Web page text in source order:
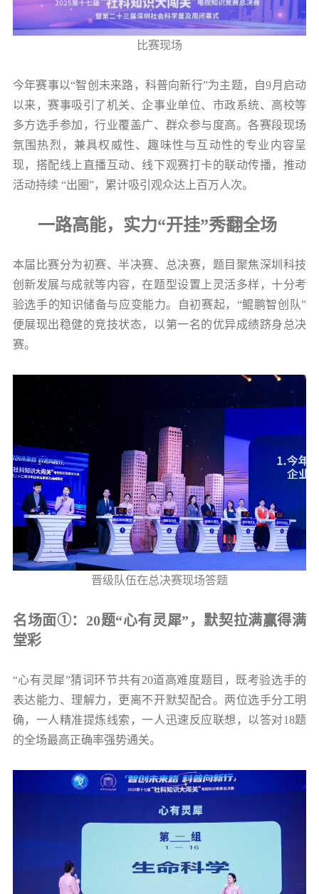
比赛现场
今年赛事以“智创未来路，科普向新行”为主题，自9月启动
以来，赛事吸引了机关、企事业单位、市政系统、高校等
多方选手参加，行业覆盖广、群众参与度高。各赛段现场
氛围热烈，兼具权威性、趣味性与互动性的专业内容呈
现，搭配线上直播互动、线下观赛打卡的联动传播，推动
活动持续 “出圈”，累计吸引观众达上百万人次。
一路高能，实力“开挂”秀翻全场
本届比赛分为初赛、半决赛、总决赛，题目聚焦深圳科技
创新发展与成就等内容，在题型设置上灵活多样，十分考
验选手的知识储备与应变能力。自初赛起，“鲲鹏智创队”
便展现出稳健的竞技状态，以第一名的优异成绩跻身总决
赛。
晋级队伍在总决赛现场答题
名场面①：20题“心有灵犀”，默契拉满赢得满
堂彩
“心有灵犀”猜词环节共有20道高难度题目，既考验选手的
表达能力、理解力，更离不开默契配合。两位选手分工明
确，一人精准提炼线索，一人迅速反应联想，以答对18题
的全场最高正确率强势通关。